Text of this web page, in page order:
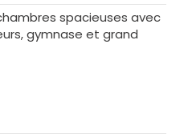
spacieuses avec
gymnase et grand